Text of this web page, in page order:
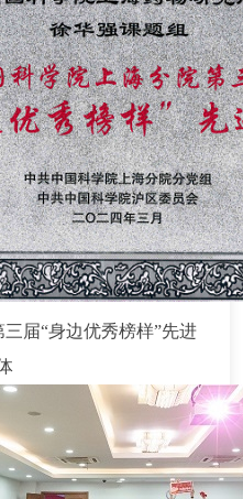
届“身边优秀榜样”先进